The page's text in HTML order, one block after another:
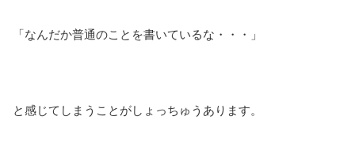
「なんだか普通のことを書いているな・・・」
と感じてしまうことがしょっちゅうあります。